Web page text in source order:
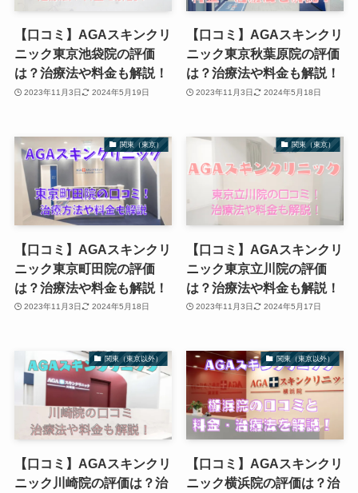
【口コミ】AGAスキンクリ
ニック東京池袋院の評価
は？治療法や料金も解説！
2023年11月3日 2024年5月19日
【口コミ】AGAスキンクリ
ニック東京秋葉原院の評価
は？治療法や料金も解説！
2023年11月3日 2024年5月18日
関東（東京）
【口コミ】AGAスキンクリ
ニック東京町田院の評価
は？治療法や料金も解説！
2023年11月3日 2024年5月18日
関東（東京）
【口コミ】AGAスキンクリ
ニック東京立川院の評価
は？治療法や料金も解説！
2023年11月3日 2024年5月17日
関東（東京以外）
【口コミ】AGAスキンクリ
ニック川崎院の評価は？治
関東（東京以外）
【口コミ】AGAスキンクリ
ニック横浜院の評価は？治